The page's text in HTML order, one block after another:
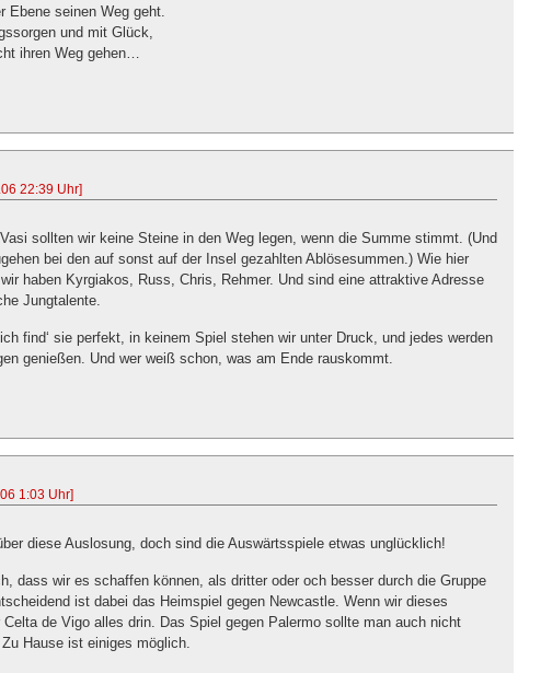
Ebene seinen Weg geht.
und mit Glück,
ihren Weg gehen…
22:39 Uhr]
sollten wir keine Steine in den Weg legen, wenn die Summe stimmt. (Und
bei den auf sonst auf der Insel gezahlten Ablösesummen.) Wie hier
haben Kyrgiakos, Russ, Chris, Rehmer. Und sind eine attraktive Adresse
Jungtalente.
find‘ sie perfekt, in keinem Spiel stehen wir unter Druck, und jedes werden
genießen. Und wer weiß schon, was am Ende rauskommt.
1:03 Uhr]
diese Auslosung, doch sind die Auswärtsspiele etwas unglücklich!
dass wir es schaffen können, als dritter oder och besser durch die Gruppe
ist dabei das Heimspiel gegen Newcastle. Wenn wir dieses
de Vigo alles drin. Das Spiel gegen Palermo sollte man auch nicht
Hause ist einiges möglich.